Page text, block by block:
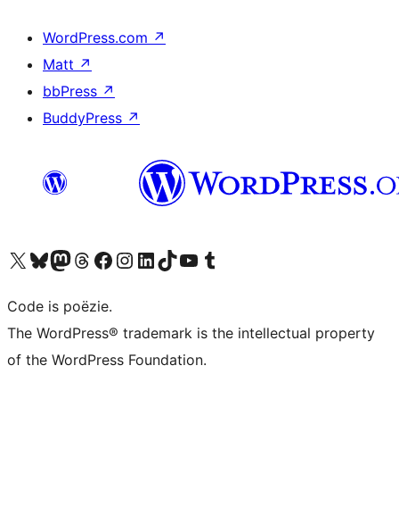
WordPress.com ↗
Matt ↗
bbPress ↗
BuddyPress ↗
Bezoek ons X (voorheen Twitter) account
Bezoek ons Bluesky account
Bezoek ons Mastodon account
Bezoek ons Threads account
Onze Facebook pagina bezoeken
Bezoek ons Instagram account
Bezoek ons LinkedIn account
Bezoek ons TikTok account
Bezoek ons YouTube kanaalBezoek ons Tumblr account
Code is poëzie.
The WordPress® trademark is the intellectual property
of the WordPress Foundation.